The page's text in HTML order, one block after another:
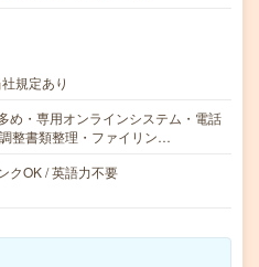
規定あり
め・専用オンラインシステム・電話
整書類整理・ファイリン…
クOK / 英語力不要